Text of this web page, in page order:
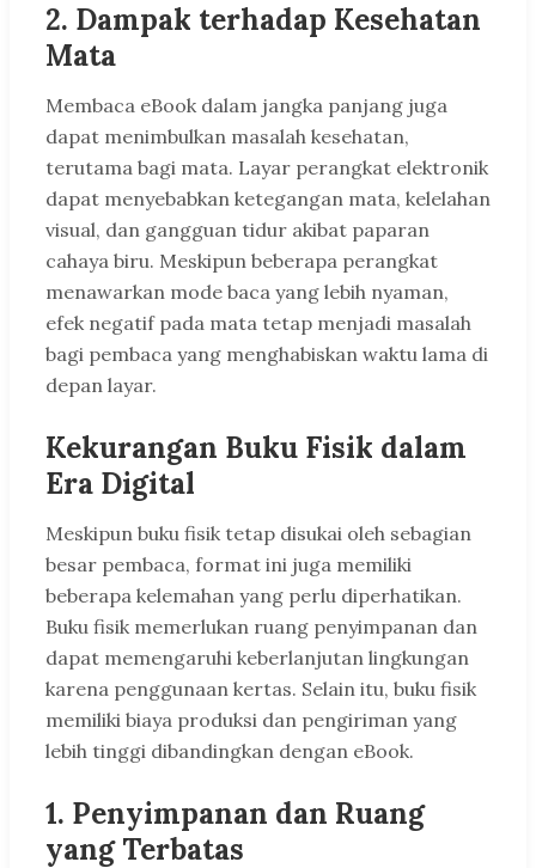
2. Dampak terhadap Kesehatan
Mata
Membaca eBook dalam jangka panjang juga
dapat menimbulkan masalah kesehatan,
terutama bagi mata. Layar perangkat elektronik
dapat menyebabkan ketegangan mata, kelelahan
visual, dan gangguan tidur akibat paparan
cahaya biru. Meskipun beberapa perangkat
menawarkan mode baca yang lebih nyaman,
efek negatif pada mata tetap menjadi masalah
bagi pembaca yang menghabiskan waktu lama di
depan layar.
Kekurangan Buku Fisik dalam
Era Digital
Meskipun buku fisik tetap disukai oleh sebagian
besar pembaca, format ini juga memiliki
beberapa kelemahan yang perlu diperhatikan.
Buku fisik memerlukan ruang penyimpanan dan
dapat memengaruhi keberlanjutan lingkungan
karena penggunaan kertas. Selain itu, buku fisik
memiliki biaya produksi dan pengiriman yang
lebih tinggi dibandingkan dengan eBook.
1. Penyimpanan dan Ruang
yang Terbatas